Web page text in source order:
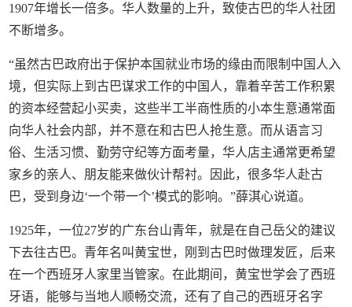
1907年增长一倍多。华人数量的上升，致使古巴的华人社团
不断增多。
“虽然古巴政府出于保护本国就业市场的缘由而限制中国人入
境，但实际上到古巴谋求工作的中国人，靠着辛苦工作积累
的资本经营起小买卖，这些半工半商性质的小本生意通常面
向华人社会内部，并不意在和古巴人抢生意。而从语言习
俗、生活习惯、勤劳守纪等方面考量，华人店主通常更希望
家乡的亲人、朋友能来做伙计帮衬。因此，很多华人赴古
巴，受到身边‘一个带一个’模式的影响。”薛淇心说道。
1925年，一位27岁的广东台山青年，就是在自己岳父的建议
下去往古巴。青年名叫黄宝世，刚到古巴时做理发匠，后来
在一个西班牙人家里当管家。在此期间，黄宝世学会了西班
牙语，能够与当地人顺畅交流，还有了自己的西班牙名字